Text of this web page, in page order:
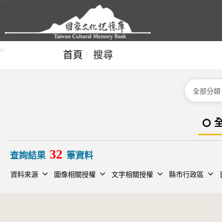
跳到主要內容區塊
:::
::: 首頁 搜尋
分類
查詢結果 32 筆資料
資料來源 圖像相關授權 文字相關授權 縣市行政區